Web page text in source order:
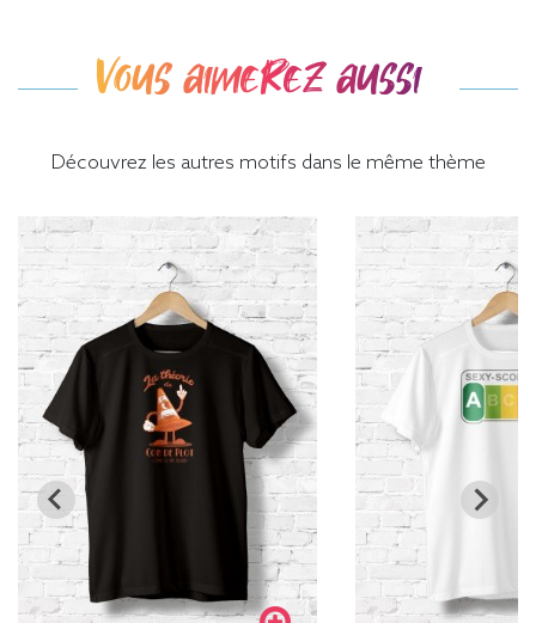
Vous aimerez aussi
Découvrez les autres motifs dans le même thème